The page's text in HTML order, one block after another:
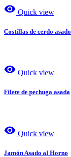
visibility Quick view
Costillas de cerdo
visibility Quick view
Filete de pechuga asada
visibility Quick view
Jamón Asado al Horno